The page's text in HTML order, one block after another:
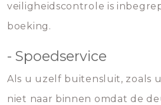
veiligheidscontrole is
boeking.
- Spoedservice
Als u uzelf buitensluit, zoals
niet naar binnen omdat de